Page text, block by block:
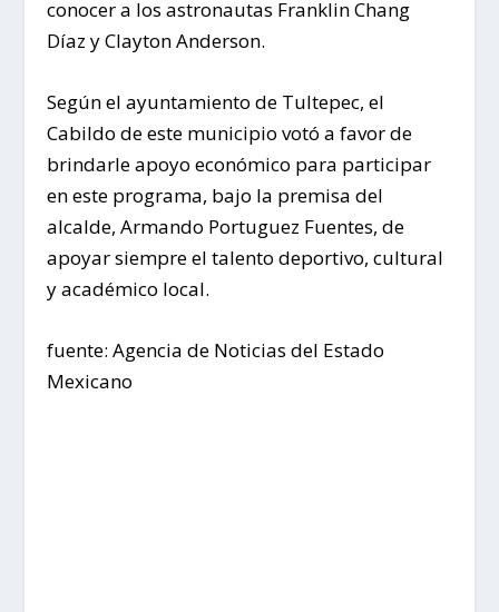
conocer a los astronautas Franklin Chang
Díaz y Clayton Anderson.
Según el ayuntamiento de Tultepec, el
Cabildo de este municipio votó a favor de
brindarle apoyo económico para participar
en este programa, bajo la premisa del
alcalde, Armando Portuguez Fuentes, de
apoyar siempre el talento deportivo, cultural
y académico local.
fuente: Agencia de Noticias del Estado
Mexicano